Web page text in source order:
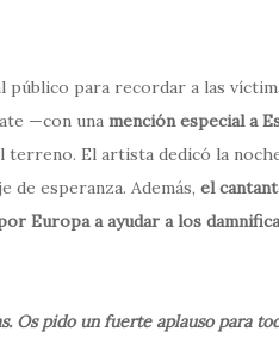
público para recordar a las
—con una mención especial a
El artista dedicó la
de esperanza. Además, el
Europa a ayudar a los
Os pido un fuerte aplauso para